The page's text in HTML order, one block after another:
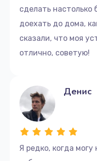
сделать настолько
доехать до дома,
сказали, что моя
отлично, советую!
Я редко, когда
Денис